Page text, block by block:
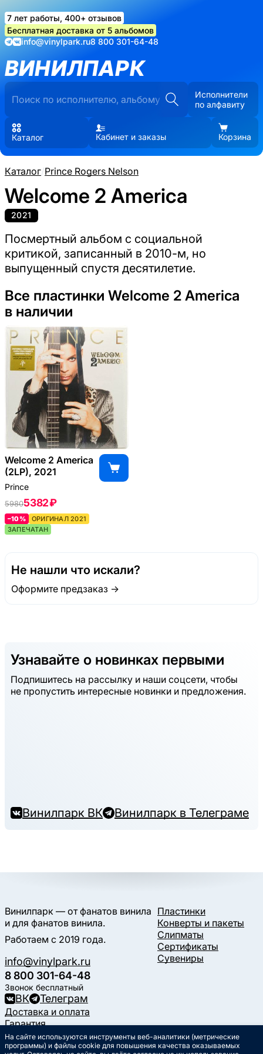
7 лет работы, 400+ отзывов
Бесплатная доставка от 5 альбомов
info@vinylpark.ru8 800 301-64-48
ВИНИЛПАРК
Исполнители
по алфавиту
Каталог Кабинет и заказы Корзина
Каталог/Prince Rogers Nelson
Welcome 2 America
2021
Посмертный альбом с социальной
критикой, записанный в 2010-м, но
выпущенный спустя десятилетие.
Все пластинки Welcome 2 America
в наличии
Welcome 2 America
(2LP), 2021
Prince
59805382 ₽
–10%
ОРИГИНАЛ 2021
ЗАПЕЧАТАН
Не нашли что искали?
Оформите предзаказ →
Узнавайте о новинках первыми
Подпишитесь на рассылку и наши соцсети, чтобы
не пропустить интересные новинки и предложения.
Винилпарк ВК Винилпарк в Телеграме
Винилпарк — от фанатов винила
и для фанатов винила.
Работаем с 2019 года.
info@vinylpark.ru
8 800 301-64-48
Звонок бесплатный
ВК Телеграм
Пластинки
Конверты и пакеты
Слипматы
Сертификаты
Сувениры
Доставка и оплата
Гарантия
Контакты
Статьи
На сайте используются инструменты веб-аналитики (метрические
программы) и файлы cookie для повышения качества оказываемых